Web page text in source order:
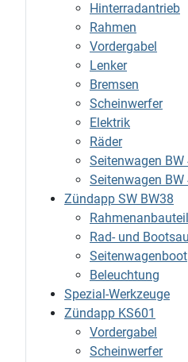
Hinterradantrieb
Rahmen
Vordergabel
Lenker
Bremsen
Scheinwerfer
Elektrik
Räder
Seitenwagen BW
Seitenwagen BW
Zündapp SW BW38
Rad- und
Seitenwagenboot
Beleuchtung
Spezial-Werkzeuge
Zündapp KS601
Vordergabel
Scheinwerfer